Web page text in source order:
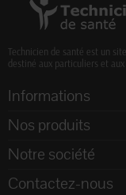
Technicien de santé est un
destiné aux particuliers et
Informations
Nos produits
Notre société
Contactez-nous